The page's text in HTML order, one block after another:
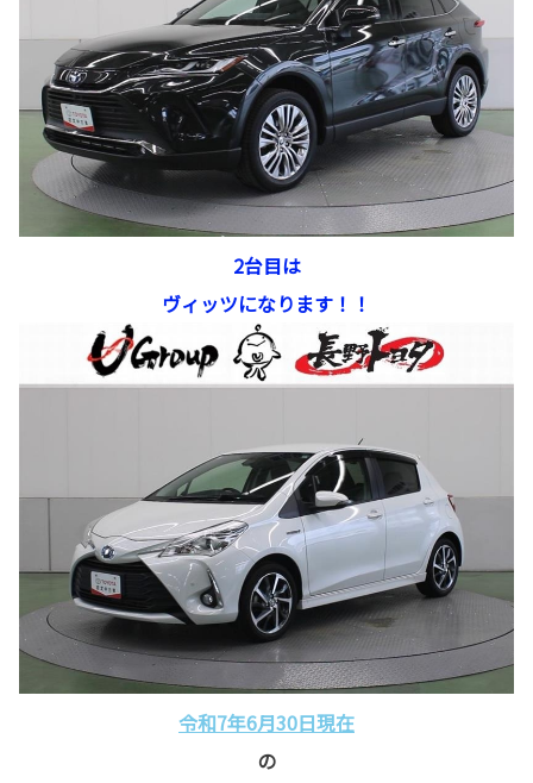
2台目は
ヴィッツになります！！
令和7年6月30日現在
の